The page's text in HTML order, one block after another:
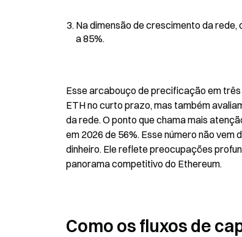
Na dimensão de crescimento da
a 85%.
Esse arcabouço de precificação em
ETH no curto prazo, mas também
da rede. O ponto que chama mais
em 2026 de 56%. Esse número não
dinheiro. Ele reflete preocupações
panorama competitivo do Ethereum.
Como os fluxos de